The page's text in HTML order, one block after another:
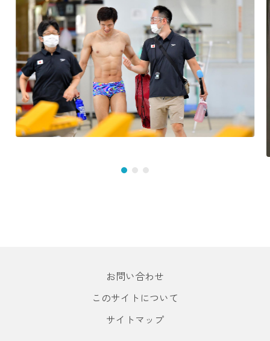
お問い合わせ
このサイトについて
サイトマップ